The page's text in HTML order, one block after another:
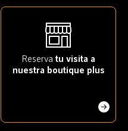
Reserva tu visita a
nuestra boutique plus